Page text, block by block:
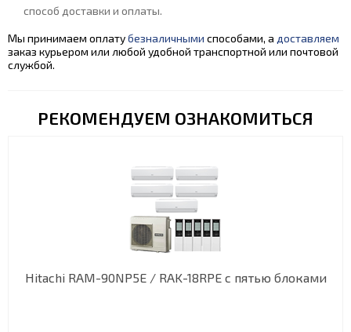
способ доставки и оплаты.
Мы принимаем оплатубезналичными способами, а доставляем
заказ курьером или любой удобной транспортной или почтовой
службой.
РЕКОМЕНДУЕМ ОЗНАКОМИТЬСЯ
Hitachi RAM-90NP5E / RAK-18RPE с пятью блоками